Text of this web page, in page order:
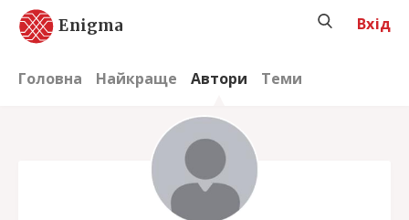
Enigma
Головна Найкраще Автори Теми
Вхід